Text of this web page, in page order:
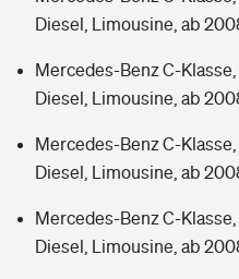
Diesel, Limousine, ab
Mercedes-Benz C-Klasse,
Diesel, Limousine, ab
Mercedes-Benz C-Klasse,
Diesel, Limousine, ab
Mercedes-Benz C-
Diesel, Limousine, ab